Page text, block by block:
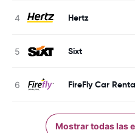
Hertz
Sixt
FireFly Car
Mostrar todas las